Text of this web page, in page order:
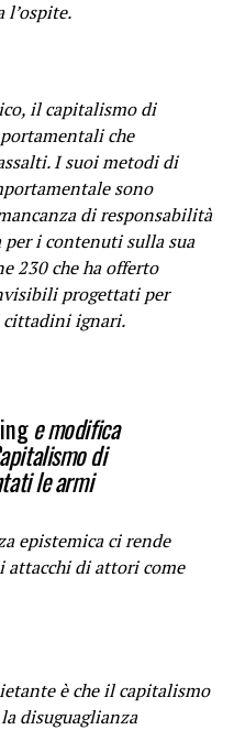
l’ospite.
il capitalismo di
che
I suoi metodi di
sono
di responsabilità
i contenuti sulla sua
230 che ha offerto
progettati per
ignari.
e modifica
di
learmi
epistemica ci rende
attacchi di attori come
è che il capitalismo
disuguaglianza